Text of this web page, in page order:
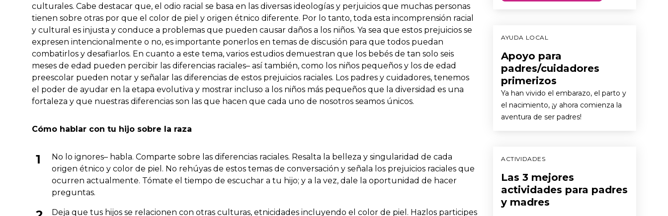
culturales. Cabe destacar que, el odio racial se basa en las diversas ideologías y perjuicios que muchas personas
tienen sobre otras por que el color de piel y origen étnico diferente. Por lo tanto, toda esta incomprensión racial
y cultural es injusta y conduce a problemas que pueden causar daños a los niños. Ya sea que estos prejuicios se
expresen intencionalmente o no, es importante ponerlos en temas de discusión para que todos puedan
combatirlos y desafiarlos. En cuanto a este tema, varios estudios demuestran que los bebés de tan solo seis
meses de edad pueden percibir las diferencias raciales– así también, como los niños pequeños y los de edad
preescolar pueden notar y señalar las diferencias de estos prejuicios raciales. Los padres y cuidadores, tenemos
el poder de ayudar en la etapa evolutiva y mostrar incluso a los niños más pequeños que la diversidad es una
fortaleza y que nuestras diferencias son las que hacen que cada uno de nosotros seamos únicos.
Cómo hablar con tu hijo sobre la raza
No lo ignores– habla. Comparte sobre las diferencias raciales. Resalta la belleza y singularidad de cada
origen étnico y color de piel. No rehúyas de estos temas de conversación y señala los prejuicios raciales que
ocurren actualmente. Tómate el tiempo de escuchar a tu hijo; y a la vez, dale la oportunidad de hacer
preguntas.
Deja que tus hijos se relacionen con otras culturas, etnicidades incluyendo el color de piel. Hazlos participes
AYUDA LOCAL
Apoyo para
padres/cuidadores
primerizos
Ya han vivido el embarazo, el parto y
el nacimiento, ¡y ahora comienza la
aventura de ser padres!
ACTIVIDADES
Las 3 mejores
actividades para padres
y madres